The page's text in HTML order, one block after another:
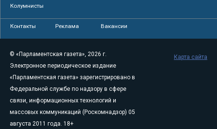
Колумнисты
Контакты Реклама Вакансии
© «Парламентская газета», 2026 г.
Электронное периодическое издание
«Парламентская газета» зарегистрировано в
Федеральной службе по надзору в сфере
связи, информационных технологий и
массовых коммуникаций (Роскомнадзор) 05
августа 2011 года. 18+
Карта сайта